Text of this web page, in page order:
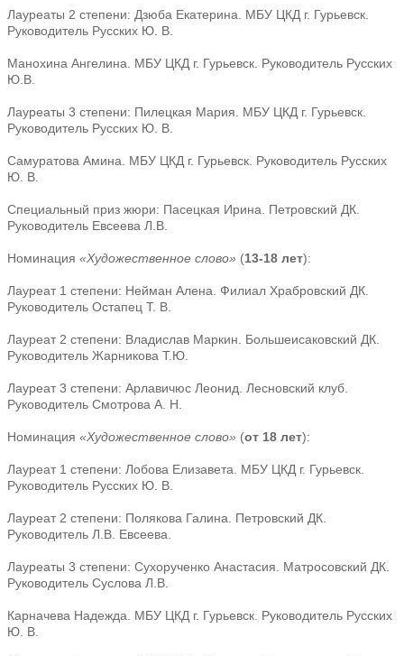
Лауреаты 2 степени: Дзюба Екатерина. МБУ ЦКД г. Гурьевск.
Руководитель Русских Ю. В.
Манохина Ангелина. МБУ ЦКД г. Гурьевск. Руководитель Русских
Ю.В.
Лауреаты 3 степени: Пилецкая Мария. МБУ ЦКД г. Гурьевск.
Руководитель Русских Ю. В.
Самуратова Амина. МБУ ЦКД г. Гурьевск. Руководитель Русских
Ю. В.
Специальный приз жюри: Пасецкая Ирина. Петровский ДК.
Руководитель Евсеева Л.В.
Номинация «Художественное слово» (13-18 лет):
Лауреат 1 степени: Нейман Алена. Филиал Храбровский ДК.
Руководитель Остапец Т. В.
Лауреат 2 степени: Владислав Маркин. Большеисаковский ДК.
Руководитель Жарникова Т.Ю.
Лауреат 3 степени: Арлавичюс Леонид. Лесновский клуб.
Руководитель Смотрова А. Н.
Номинация «Художественное слово» (от 18 лет):
Лауреат 1 степени: Лобова Елизавета. МБУ ЦКД г. Гурьевск.
Руководитель Русских Ю. В.
Лауреат 2 степени: Полякова Галина. Петровский ДК.
Руководитель Л.В. Евсеева.
Лауреаты 3 степени: Cухорученко Анастасия. Матросовский ДК.
Руководитель Суслова Л.В.
Карначева Надежда. МБУ ЦКД г. Гурьевск. Руководитель Русских
Ю. В.